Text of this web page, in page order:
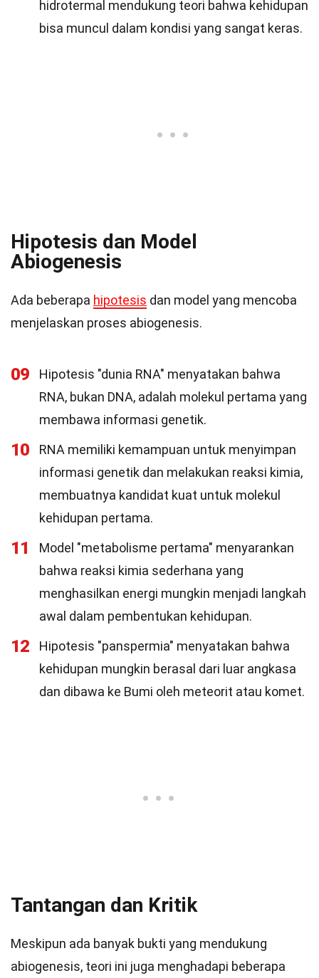
hidrotermal mendukung teori bahwa kehidupan
bisa muncul dalam kondisi yang sangat keras.
Hipotesis dan Model
Abiogenesis
Ada beberapa hipotesis dan model yang mencoba
menjelaskan proses abiogenesis.
09
Hipotesis "dunia RNA" menyatakan bahwa
RNA, bukan DNA, adalah molekul pertama yang
membawa informasi genetik.
10
RNA memiliki kemampuan untuk menyimpan
informasi genetik dan melakukan reaksi kimia,
membuatnya kandidat kuat untuk molekul
kehidupan pertama.
11
Model "metabolisme pertama" menyarankan
bahwa reaksi kimia sederhana yang
menghasilkan energi mungkin menjadi langkah
awal dalam pembentukan kehidupan.
12
Hipotesis "panspermia" menyatakan bahwa
kehidupan mungkin berasal dari luar angkasa
dan dibawa ke Bumi oleh meteorit atau komet.
Tantangan dan Kritik
Meskipun ada banyak bukti yang mendukung
abiogenesis, teori ini juga menghadapi beberapa